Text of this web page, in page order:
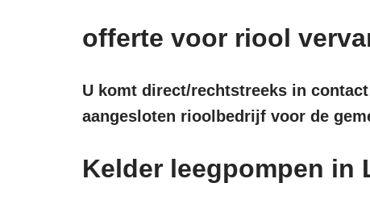
offerte voor riool
U komt direct/rechtstreeks in
aangesloten rioolbedrijf voor de
Kelder leegpompen